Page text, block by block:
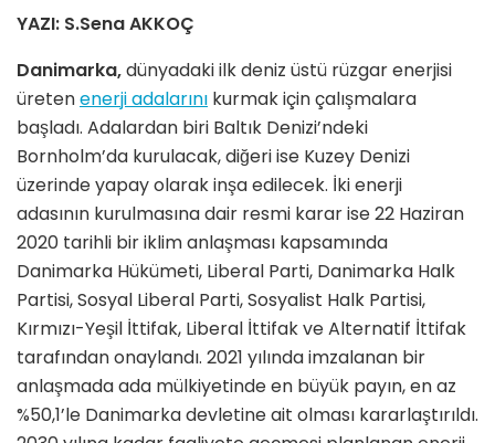
YAZI: S.Sena AKKOÇ
Danimarka,dünyadaki ilk deniz üstü rüzgar enerjisi
üretenenerji adalarını kurmak için çalışmalara
başladı. Adalardan biri Baltık Denizi’ndeki
Bornholm’da kurulacak, diğeri ise Kuzey Denizi
üzerinde yapay olarak inşa edilecek. İki enerji
adasının kurulmasına dair resmi karar ise 22 Haziran
2020 tarihli bir iklim anlaşması kapsamında
Danimarka Hükümeti, Liberal Parti, Danimarka Halk
Partisi, Sosyal Liberal Parti, Sosyalist Halk Partisi,
Kırmızı-Yeşil İttifak, Liberal İttifak ve Alternatif İttifak
tarafından onaylandı. 2021 yılında imzalanan bir
anlaşmada ada mülkiyetinde en büyük payın, en az
%50,1’le Danimarka devletine ait olması kararlaştırıldı.